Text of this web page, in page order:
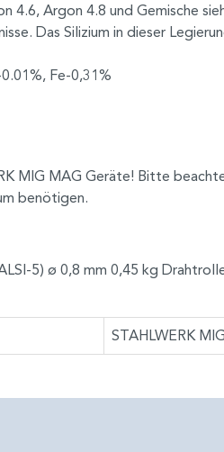
Argon 4.8 und Gemische
Das Silizium in dieser
Fe-0,31%
MIG MAG Geräte! Bitte
benötigen.
5) ø 0,8 mm 0,45 kg
STAHLWERK